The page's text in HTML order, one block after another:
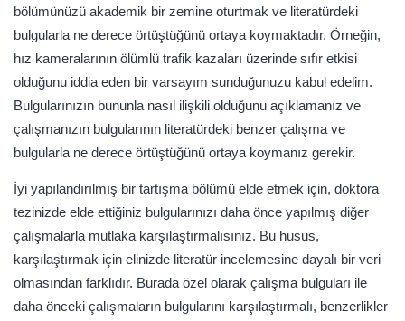
bölümünüzü akademik bir zemine oturtmak ve literatürdeki
bulgularla ne derece örtüştüğünü ortaya koymaktadır. Örneğin,
hız kameralarının ölümlü trafik kazaları üzerinde sıfır etkisi
olduğunu iddia eden bir varsayım sunduğunuzu kabul edelim.
Bulgularınızın bununla nasıl ilişkili olduğunu açıklamanız ve
çalışmanızın bulgularının literatürdeki benzer çalışma ve
bulgularla ne derece örtüştüğünü ortaya koymanız gerekir.
İyi yapılandırılmış bir tartışma bölümü elde etmek için, doktora
tezinizde elde ettiğiniz bulgularınızı daha önce yapılmış diğer
çalışmalarla mutlaka karşılaştırmalısınız. Bu husus,
karşılaştırmak için elinizde literatür incelemesine dayalı bir veri
olmasından farklıdır. Burada özel olarak çalışma bulguları ile
daha önceki çalışmaların bulgularını karşılaştırmalı, benzerlikler